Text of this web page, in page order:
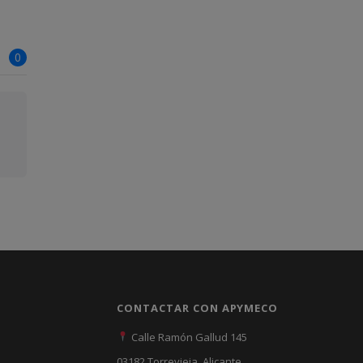
0
CONTACTAR CON APYMECO
Calle Ramón Gallud 145